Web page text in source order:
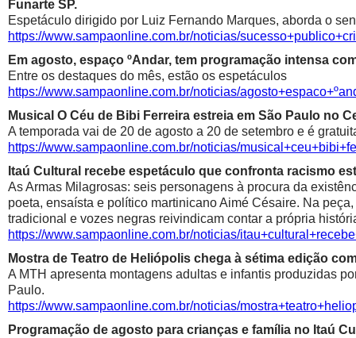
Funarte SP.
Espetáculo dirigido por Luiz Fernando Marques, aborda o
https://www.sampaonline.com.br/noticias/
Em agosto, espaço ºAndar, tem programação intensa
Entre os destaques do mês, estão os espetáculos
https://www.sampaonline.com.br/noticias/
Musical O Céu de Bibi Ferreira estreia em São Paulo no
A temporada vai de 20 de agosto a 20 de setembro e é
https://www.sampaonline.com.br/noticias/
Itaú Cultural recebe espetáculo que confronta racismo
As Armas Milagrosas: seis personagens à procura da
poeta, ensaísta e político martinicano Aimé Césaire. Na
tradicional e vozes negras reivindicam contar a própria
https://www.sampaonline.com.br/noticias/
Mostra de Teatro de Heliópolis chega à sétima edição
A MTH apresenta montagens adultas e infantis produzidas
Paulo.
https://www.sampaonline.com.br/noticias/
Programação de agosto para crianças e família no Itaú